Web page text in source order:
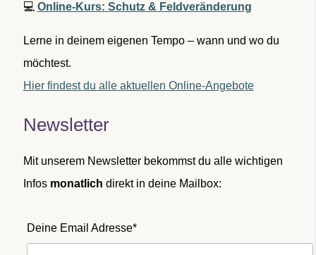
💻 Online-Kurs: Schutz & Feldveränderung
Lerne in deinem eigenen Tempo – wann und wo du
möchtest.
Hier findest du alle aktuellen Online-Angebote
Newsletter
Mit unserem Newsletter bekommst du alle wichtigen
Infos monatlich direkt in deine Mailbox:
Deine Email Adresse*